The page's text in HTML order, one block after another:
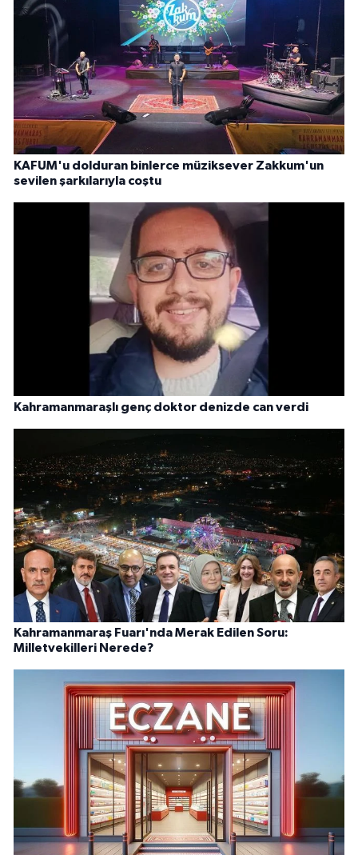
KAFUM'u dolduran binlerce müziksever Zakkum'un
sevilen şarkılarıyla coştu
Kahramanmaraşlı genç doktor denizde can verdi
Kahramanmaraş Fuarı'nda Merak Edilen Soru:
Milletvekilleri Nerede?